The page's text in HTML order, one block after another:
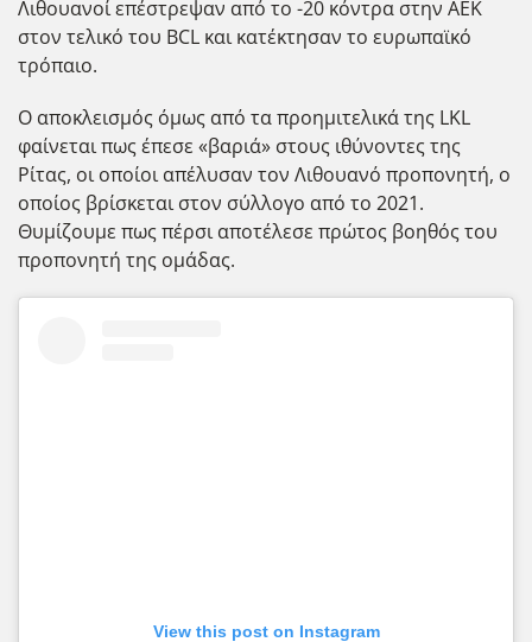
Λιθουανοί επέστρεψαν από το -20 κόντρα στην ΑΕΚ
στον τελικό του BCL και κατέκτησαν το ευρωπαϊκό
τρόπαιο.
Ο αποκλεισμός όμως από τα προημιτελικά της LKL
φαίνεται πως έπεσε «βαριά» στους ιθύνοντες της
Ρίτας, οι οποίοι απέλυσαν τον Λιθουανό προπονητή, ο
οποίος βρίσκεται στον σύλλογο από το 2021.
Θυμίζουμε πως πέρσι αποτέλεσε πρώτος βοηθός του
προπονητή της ομάδας.
View this post on Instagram